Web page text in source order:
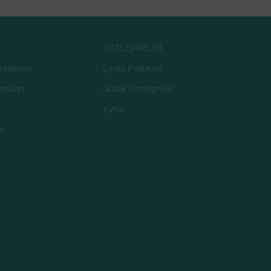
SÖZLEŞMELER
Çerez Politikası
Gizlilik Sözleşmesi
KVKK